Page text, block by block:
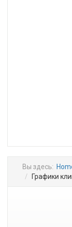
Вы здесь:
Графики